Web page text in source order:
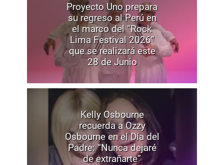
Proyecto Uno prepara
su regreso al Perú en
el marco del “Rock
Lima Festival 2026”
que se realizará este
28 de Junio
Kelly Osbourne
recuerda a Ozzy
Osbourne en el Día del
Padre: “Nunca dejaré
de extrañarte”